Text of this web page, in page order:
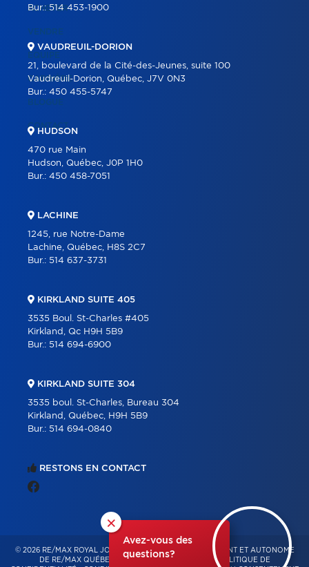
×
Avez-vous des
questions?
ACHETER
VENDRE
ÉQUIPE
CARRIÈRE
BLOGUE
CONTACT
Bur.:514 453-1900
VAUDREUIL-DORION
21, boulevard de la Cité-des-Jeunes, suite 100
Vaudreuil-Dorion, Québec, J7V 0N3
Bur.: 450 455-5747
HUDSON
470 rue Main
Hudson, Québec, J0P 1H0
Bur.: 450 458-7051
LACHINE
1245, rue Notre-Dame
Lachine, Québec, H8S 2C7
Bur.: 514 637-3731
KIRKLAND SUITE 405
3535 Boul. St-Charles #405
Kirkland, Qc H9H 5B9
Bur.: 514 694-6900
KIRKLAND SUITE 304
3535 boul. St-Charles, Bureau 304
Kirkland, Québec, H9H 5B9
Bur.: 514 694-0840
RESTONS EN CONTACT
© 2026 RE/MAX ROYAL JORDAN – FRANCHISÉ INDÉPENDANT ET AUTONOME
DE RE/MAX QUÉBEC – TOUS DROITS RÉSERVÉS -POLITIQUE DE